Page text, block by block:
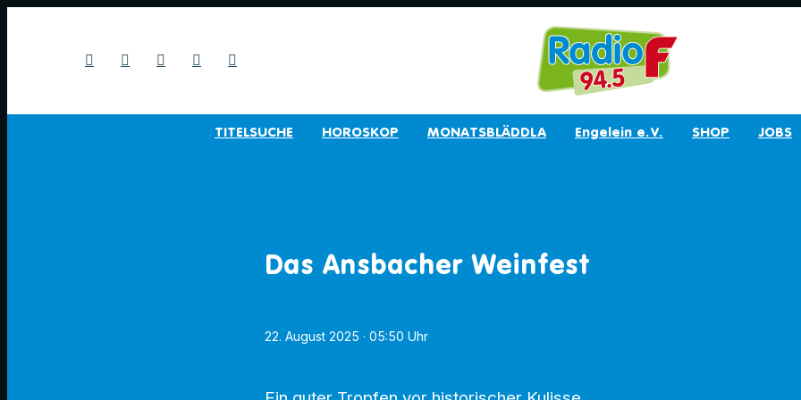
TITELSUCHE HOROSKOP MONATSBLÄDDLA Engelein e.V. SHOP JOBS
Das Ansbacher Weinfest
22. August 2025 · 05:50 Uhr